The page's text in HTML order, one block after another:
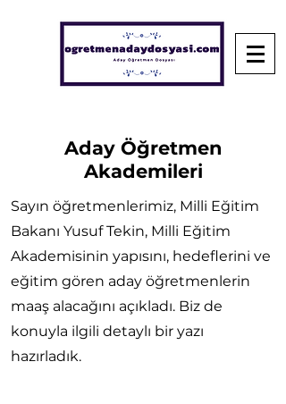
Aday Öğretmen
Akademileri
Sayın öğretmenlerimiz, Milli Eğitim
Bakanı Yusuf Tekin, Milli Eğitim
Akademisinin yapısını, hedeflerini ve
eğitim gören aday öğretmenlerin
maaş alacağını açıkladı. Biz de
konuyla ilgili detaylı bir yazı
hazırladık.